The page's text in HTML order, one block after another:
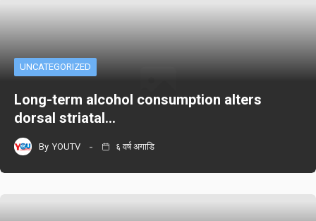
UNCATEGORIZED
Long-term alcohol consumption alters
dorsal striatal…
By YOUTV ६ वर्ष अगाडि